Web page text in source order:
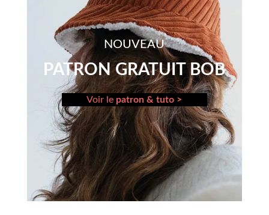
NOUVEAU
PATRON GRATUIT BOB
Voir le patron & tuto >